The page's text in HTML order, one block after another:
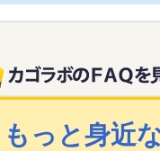
もっと身近